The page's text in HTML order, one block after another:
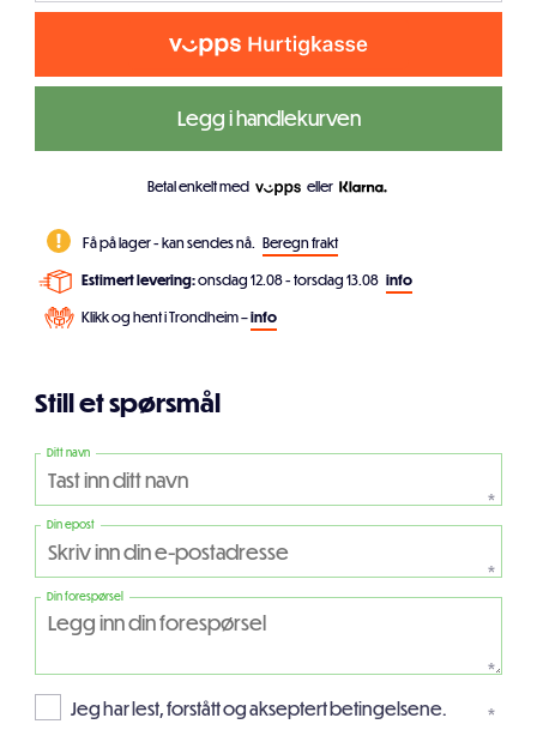
Legg i handlekurven
Betal enkelt med eller
Få på lager - kan sendes nå. Beregn frakt
Estimert levering:onsdag 12.08 - torsdag 13.08 info
Klikk og hent i Trondheim –info
Still et spørsmål
Ditt navn
*
Din epost
*
Din forespørsel
*
Jeg har lest, forstått og akseptert betingelsene. *